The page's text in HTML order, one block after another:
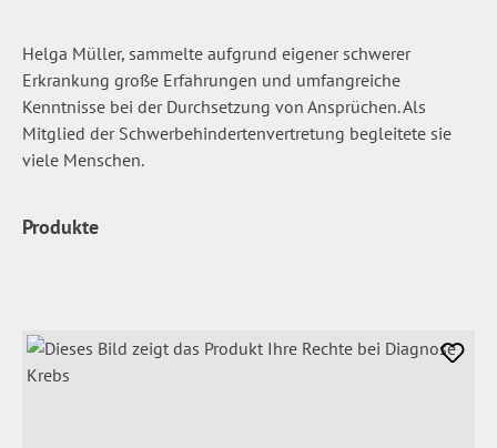
Helga Müller, sammelte aufgrund eigener schwerer
Erkrankung große Erfahrungen und umfangreiche
Kenntnisse bei der Durchsetzung von Ansprüchen. Als
Mitglied der Schwerbehindertenvertretung begleitete sie
viele Menschen.
Produkte